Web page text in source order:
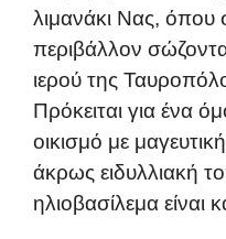
λιμανάκι Νας, όπου
περιβάλλον
ιερού της
Πρόκειται για ένα
οικισμό με
άκρως ειδυλλιακή
ηλιοβασίλεμα είναι